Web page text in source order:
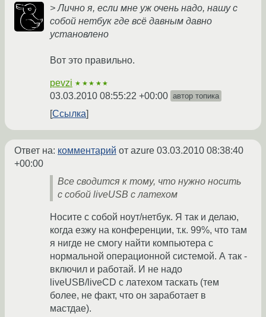
> Лично я, если мне уж очень надо, нашу с
собой нетбук где всё давным давно
установлено
Вот это правильно.
pevzi ★★★★★
03.03.2010 08:55:22 +00:00 автор топика
Ссылка
Ответ на: комментарий от azure 03.03.2010 08:38:40
+00:00
Все сводится к тому, что нужно носить
с собой liveUSB с латехом
Носите с собой ноут/нетбук. Я так и делаю,
когда езжу на конференции, т.к. 99%, что там
я нигде не смогу найти компьютера с
нормальной операционной системой. А так -
включил и работай. И не надо
liveUSB/liveCD с латехом таскать (тем
более, не факт, что он заработает в
мастдае).